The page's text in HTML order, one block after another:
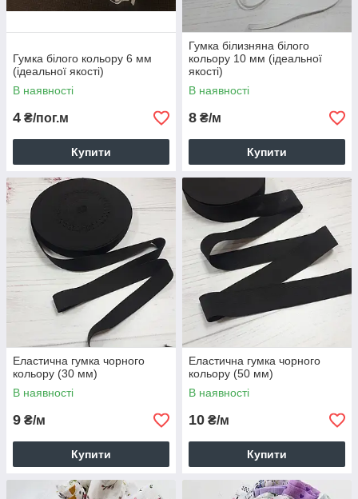
Гумка білого кольору 6 мм
(ідеальної якості)
В наявності
4 ₴/пог.м
Купити
Гумка білизняна білого
кольору 10 мм (ідеальної
якості)
В наявності
8 ₴/м
Купити
Еластична гумка чорного
кольору (30 мм)
В наявності
9 ₴/м
Купити
Еластична гумка чорного
кольору (50 мм)
В наявності
10 ₴/м
Купити